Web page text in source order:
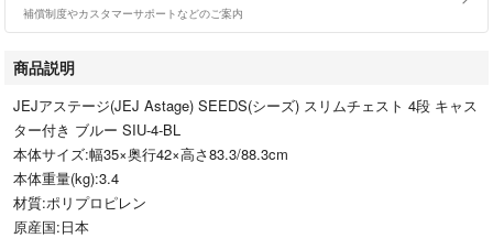
補償制度やカスタマーサポートなどのご案内
商品説明
JEJアステージ(JEJ Astage) SEEDS(シーズ) スリムチェスト 4段 キャス
ター付き ブルー SIU-4-BL
本体サイズ:幅35×奥行42×高さ83.3/88.3cm
本体重量(kg):3.4
材質:ポリプロピレン
原産国:日本